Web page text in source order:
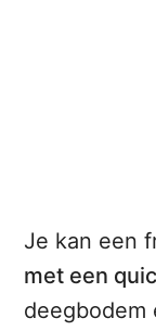
Je kan een
met een
deegbodem